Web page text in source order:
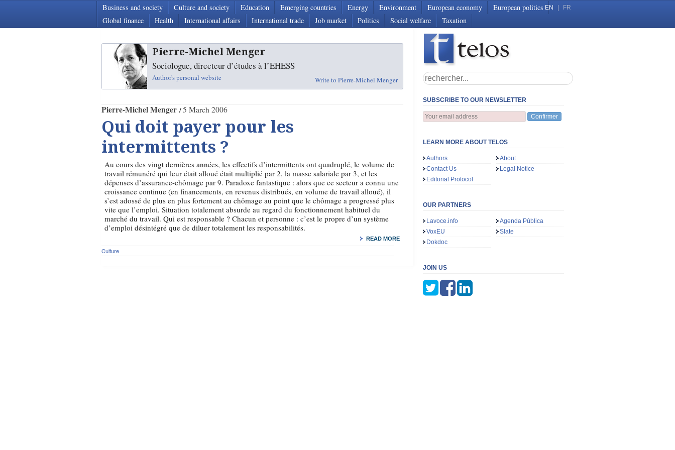
Business and society Culture and society Education Emerging countries Energy Environment European economy
European politics
Global finance
Health International affairs International trade Job market Politics Social welfare Taxation
EN FR
Pierre-Michel Menger
Sociologue, directeur d’études à l’EHESS
Author's personal website Write to Pierre-Michel Menger
Pierre-Michel Menger 5 March 2006
Qui doit payer pour les
intermittents ?
Au cours des vingt dernières années, les effectifs d’intermittents ont quadruplé, le volume de
travail rémunéré qui leur était alloué était multiplié par 2, la masse salariale par 3, et les
dépenses d’assurance-chômage par 9. Paradoxe fantastique : alors que ce secteur a connu une
croissance continue (en financements, en revenus distribués, en volume de travail alloué), il
s’est adossé de plus en plus fortement au chômage au point que le chômage a progressé plus
vite que l’emploi. Situation totalement absurde au regard du fonctionnement habituel du
marché du travail. Qui est responsable ? Chacun et personne : c’est le propre d’un système
d’emploi désintégré que de diluer totalement les responsabilités.
READ MORE
Culture
SUBSCRIBE TO OUR NEWSLETTER
Confirmer
LEARN MORE ABOUT TELOS
Authors
About
Contact Us
Legal Notice
Editorial Protocol
OUR PARTNERS
Lavoce.info
Agenda Pública
VoxEU
Slate
Dokdoc
JOIN US